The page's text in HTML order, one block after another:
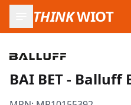
THINKWIOT
BAI BET - Balluff